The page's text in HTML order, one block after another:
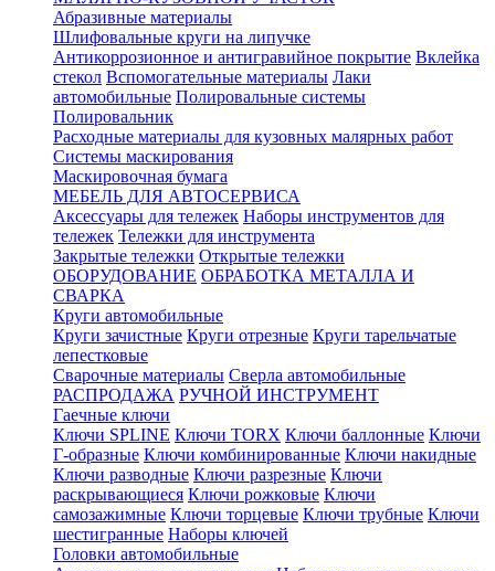
Абразивные материалы
Шлифовальные круги на липучке
Антикоррозионное и антигравийное покрытие Вклейка
стекол Вспомогательные материалы Лаки
автомобильные Полировальные системы
Полировальник
Расходные материалы для кузовных малярных работ
Системы маскирования
Маскировочная бумага
МЕБЕЛЬ ДЛЯ АВТОСЕРВИСА
Аксессуары для тележек Наборы инструментов для
тележек Тележки для инструмента
Закрытые тележки Открытые тележки
ОБОРУДОВАНИЕ ОБРАБОТКА МЕТАЛЛА И
СВАРКА
Круги автомобильные
Круги зачистные Круги отрезные Круги тарельчатые
лепестковые
Сварочные материалы Сверла автомобильные
РАСПРОДАЖА РУЧНОЙ ИНСТРУМЕНТ
Гаечные ключи
Ключи SPLINE Ключи TORX Ключи баллонные Ключи
Г-образные Ключи комбинированные Ключи накидные
Ключи разводные Ключи разрезные Ключи
раскрывающиеся Ключи рожковые Ключи
самозажимные Ключи торцевые Ключи трубные Ключи
шестигранные Наборы ключей
Головки автомобильные